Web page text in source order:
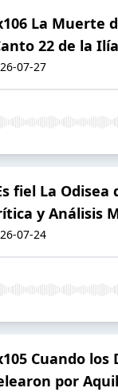
La Muerte
22 de la
07-27
fiel La Odisea
y Análisis
07-24
Cuando los
por